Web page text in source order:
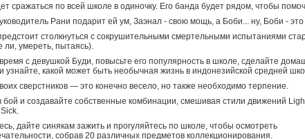
сражаться по всей школе в одиночку. Его банда будет рядом, чтобы
Рани подарит ей ум, Заэнал - свою мощь, а Боби... ну, Боби -
столкнуться с сокрушительными смертельными испытаниями
ли, умереть, пытаясь).
с девушкой Буди, повысьте его популярность в школе, сделайте
узнайте, какой может быть необычная жизнь в индонезийской средней
сверстников — это конечно весело, но также необходимо терпение.
бой и создавайте собственные комбинации, смешивая стили движений
дайте синякам зажить и прогуляйтесь по школе, чтобы осмотреть
собрав 20 различных предметов коллекционирования.